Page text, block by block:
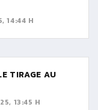
14:44 H
TIRAGE AU
13:45 H